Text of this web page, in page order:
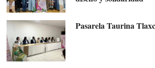
Pasarela Taurina